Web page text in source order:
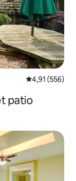
Gemiddelde
4,91 (556)
patio